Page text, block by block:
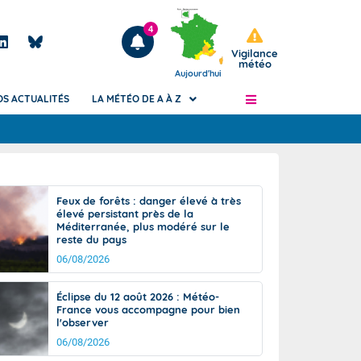
Articles
4
Aujourd'hui
Vigilance
météo
de
Phénomènes dangereux de J+2 à J+7
Avertissement pluies intenses à l'échelle
des communes (Apic)
Bulletins Marine
d'avalanche
Météo des forêts
Vigicrues
ACTUALITÉS LA MÉTÉO DE A À Z
Feux de forêts : danger élevé à très
élevé persistant près de la
Méditerranée, plus modéré sur le
reste du pays
06/08/2026
Éclipse du 12 août 2026 : Météo-
France vous accompagne pour bien
l'observer
06/08/2026